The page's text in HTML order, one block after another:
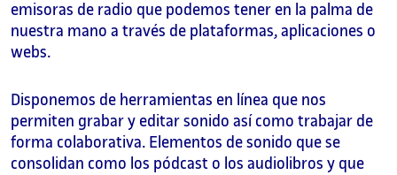
emisoras de radio que podemos tener en la palma de
nuestra mano a través de plataformas, aplicaciones o
webs.
Disponemos de herramientas en línea que nos
permiten grabar y editar sonido así como trabajar de
forma colaborativa. Elementos de sonido que se
consolidan como los pódcast o los audiolibros y que